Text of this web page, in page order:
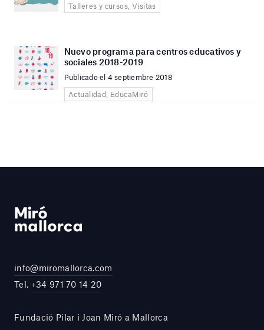
Talleres y cursos, Visitas
Nuevo programa para centros educativos y
sociales 2018-2019
Publicado el 4 septiembre 2018
Actualidad, EducaMiró
info@miromallorca.com
Tel. +34 971 70 14 20
Fundació Pilar i Joan Miró a Mallorca